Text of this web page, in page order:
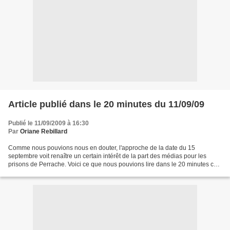
Article publié dans le 20 minutes du 11/09/09
Publié le 11/09/2009 à 16:30
Par Oriane Rebillard
Comme nous pouvions nous en douter, l'approche de la date du 15
septembre voit renaître un certain intérêt de la part des médias pour les
prisons de Perrache. Voici ce que nous pouvions lire dans le 20 minutes ce